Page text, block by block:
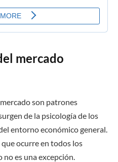
mercado
son patrones
de la psicología de los
entorno económico general.
ocurre en todos los
es una excepción.